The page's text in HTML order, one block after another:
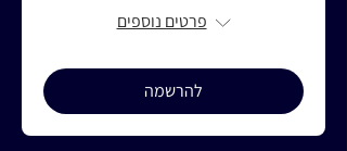
פרטים נוספים
להרשמה